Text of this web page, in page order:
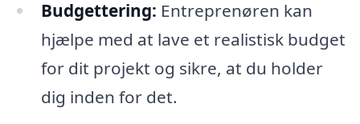
Budgettering: Entreprenøren kan
hjælpe med at lave et realistisk budget
for dit projekt og sikre, at du holder
dig inden for det.